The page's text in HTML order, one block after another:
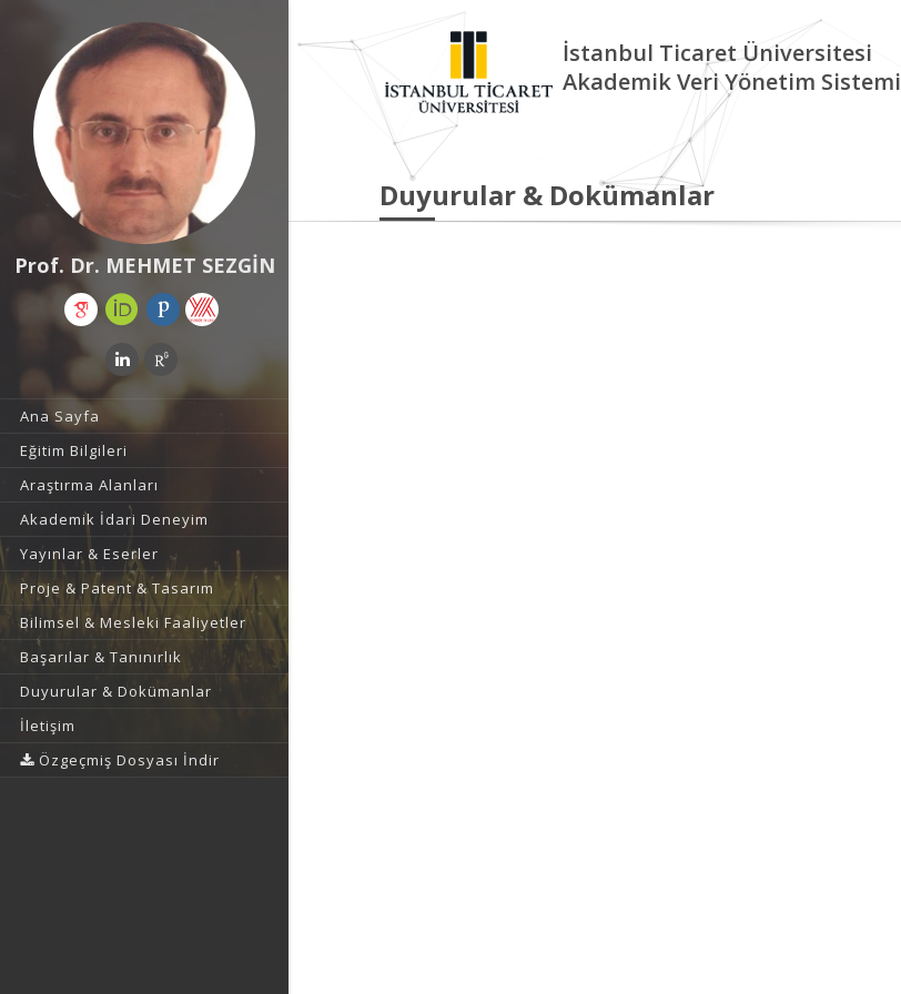
Prof. Dr. MEHMET SEZGİN
Ana Sayfa
Eğitim Bilgileri
Araştırma Alanları
Akademik İdari Deneyim
Yayınlar & Eserler
Proje & Patent & Tasarım
Bilimsel & Mesleki Faaliyetler
Başarılar & Tanınırlık
Duyurular & Dokümanlar
İletişim
Özgeçmiş Dosyası İndir
İstanbul Ticaret Üniversitesi
Akademik Veri Yönetim Sistemi
Duyurular & Dokümanlar